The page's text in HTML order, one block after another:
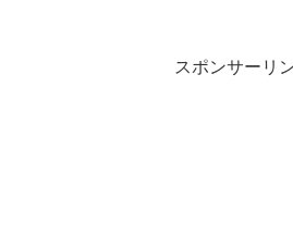
スポンサーリ